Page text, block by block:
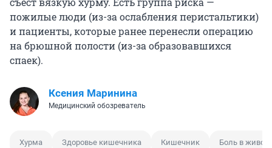
пожилые люди (из-за ослабления перистальтики)
и пациенты, которые ранее перенесли операцию
на брюшной полости (из-за образовавшихся
спаек).
Ксения Маринина
Медицинский обозреватель
Хурма Здоровье кишечника Кишечник Боль в животе